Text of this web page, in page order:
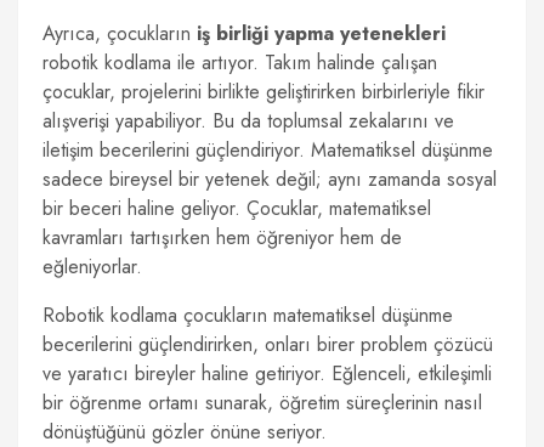
Ayrıca, çocukların iş birliği yapma yetenekleri
robotik kodlama ile artıyor. Takım halinde çalışan
çocuklar, projelerini birlikte geliştirirken birbirleriyle fikir
alışverişi yapabiliyor. Bu da toplumsal zekalarını ve
iletişim becerilerini güçlendiriyor. Matematiksel düşünme
sadece bireysel bir yetenek değil; aynı zamanda sosyal
bir beceri haline geliyor. Çocuklar, matematiksel
kavramları tartışırken hem öğreniyor hem de
eğleniyorlar.
Robotik kodlama çocukların matematiksel düşünme
becerilerini güçlendirirken, onları birer problem çözücü
ve yaratıcı bireyler haline getiriyor. Eğlenceli, etkileşimli
bir öğrenme ortamı sunarak, öğretim süreçlerinin nasıl
dönüştüğünü gözler önüne seriyor.